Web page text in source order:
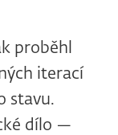
proběhl
iterací
stavu.
dílo —